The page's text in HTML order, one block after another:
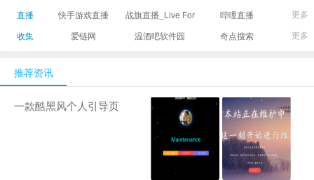
LADYMAX.cn|国内
新闻并提供奢侈品
容门户
型设计发型图片与
直播
快手游戏直播
战旗直播_Live For
Gamers丨天生爱
哔哩直播
更多
收集
爱链网 温酒吧软件园 奇点搜索 更多
推荐资讯
一款酷黑风个人引导页